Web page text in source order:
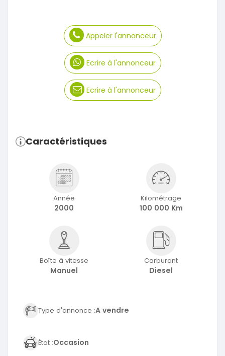
Appeler l'annonceur
Ecrire à l'annonceur
Ecrire à l'annonceur
Caractéristiques
Année
2000
Kilométrage
100 000 Km
Boîte à vitesse
Manuel
Carburant
Diesel
Type d'annonce :A vendre
État :Occasion